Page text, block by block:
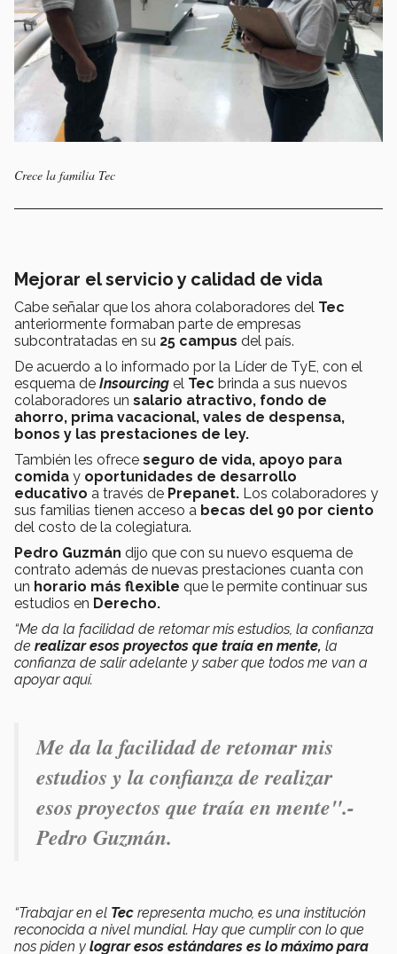
Crece la familia Tec
Mejorar el servicio y calidad de vida
Cabe señalar que los ahora colaboradores del Tec
anteriormente formaban parte de empresas
subcontratadas en su 25 campus del país.
De acuerdo a lo informado por la Líder de TyE, con el
esquema de Insourcing el Tec brinda a sus nuevos
colaboradores un salario atractivo, fondo de
ahorro, prima vacacional, vales de despensa,
bonos y las prestaciones de ley.
También les ofrece seguro de vida, apoyo para
comida y oportunidades de desarrollo
educativo a través de Prepanet. Los colaboradores y
sus familias tienen acceso a becas del 90 por ciento
del costo de la colegiatura.
Pedro Guzmán dijo que con su nuevo esquema de
contrato además de nuevas prestaciones cuanta con
un horario más flexible que le permite continuar sus
estudios en Derecho.
“Me da la facilidad de retomar mis estudios, la confianza
de realizar esos proyectos que traía en mente, la
confianza de salir adelante y saber que todos me van a
apoyar aquí.
Me da la facilidad de retomar mis
estudios y la confianza de realizar
esos proyectos que traía en mente".-
Pedro Guzmán.
“Trabajar en el Tec representa mucho, es una institución
reconocida a nivel mundial. Hay que cumplir con lo que
nos piden y lograr esos estándares es lo máximo para